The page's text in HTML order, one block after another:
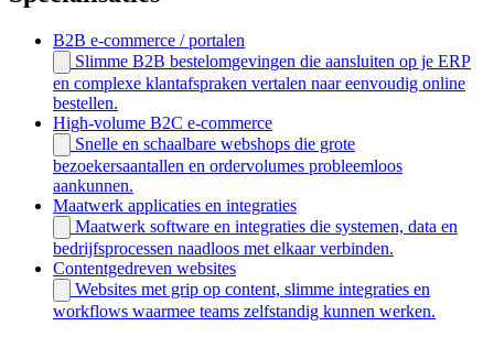
B2B e-commerce / portalen
Slimme B2B bestelomgevingen die aansluiten op je ERP
en complexe klantafspraken vertalen naar eenvoudig online
bestellen.
High-volume B2C e-commerce
Snelle en schaalbare webshops die grote
bezoekersaantallen en ordervolumes probleemloos
aankunnen.
Maatwerk applicaties en integraties
Maatwerk software en integraties die systemen, data en
bedrijfsprocessen naadloos met elkaar verbinden.
Contentgedreven websites
Websites met grip op content, slimme integraties en
workflows waarmee teams zelfstandig kunnen werken.